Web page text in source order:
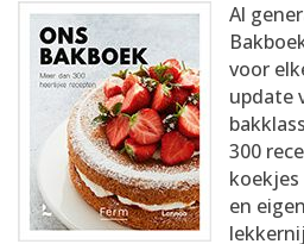
Al
voor
update
300
en